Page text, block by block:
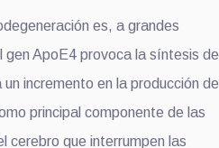
es, a grandes
ApoE4 provoca la síntesis de
incremento en la producción del
principal componente de las
cerebro que interrumpen las